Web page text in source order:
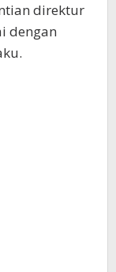
direktur
dengan